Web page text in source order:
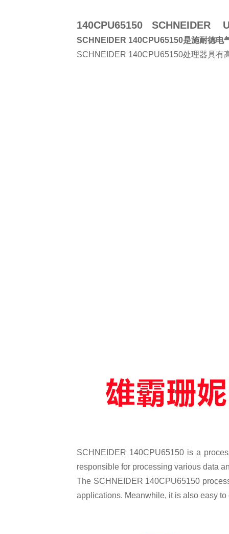
140CPU65150 SCHNEIDER
SCHNEIDER 140CPU65150是施耐德电
SCHNEIDER 140CPU65150处理器具有
SCHNEIDER 140CPU65150 is a
responsible for processing various data
The SCHNEIDER 140CPU65150
applications. Meanwhile, it is also easy